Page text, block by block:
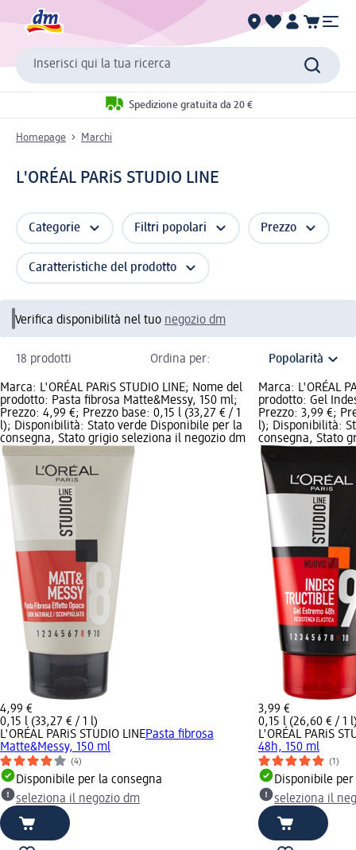
Inserisci qui la tua ricerca
Spedizione gratuita da 20 €
Homepage Marchi
L'ORÉAL PARiS STUDIO LINE
Categorie Filtri popolari Prezzo
Caratteristiche del prodotto
Verifica disponibilità nel tuo negozio dm
18 prodotti Ordina per:
Marca: L'ORÉAL PARiS STUDIO LINE; Nome del
prodotto: Pasta fibrosa Matte&Messy, 150 ml;
Prezzo: 4,99 €; Prezzo base: 0,15 l (33,27 € / 1
l); Disponibilità: Stato verde Disponibile per la
consegna, Stato grigio seleziona il negozio dm
4,99 €
0,15 l (33,27 € / 1 l)
L'ORÉAL PARiS STUDIO LINEPasta fibrosa
Matte&Messy, 150 ml
(4)
Disponibile per la consegna
seleziona il negozio dm
Marca: L'ORÉAL
prodotto: Gel
Prezzo: 3,99 €;
l); Disponibilità:
consegna, Stato
3,99 €
0,15 l (26,60 € / 1
L'ORÉAL PARiS
48h, 150 ml
(1)
Disponibile
seleziona il